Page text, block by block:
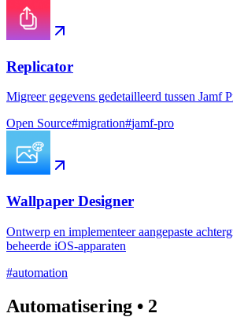
Replicator
Migreer gegevens gedetailleerd tussen Jamf
Open Source#migration#jamf-pro
Wallpaper Designer
Ontwerp en implementeer aangepaste
beheerde iOS-apparaten
#automation
Automatisering • 2